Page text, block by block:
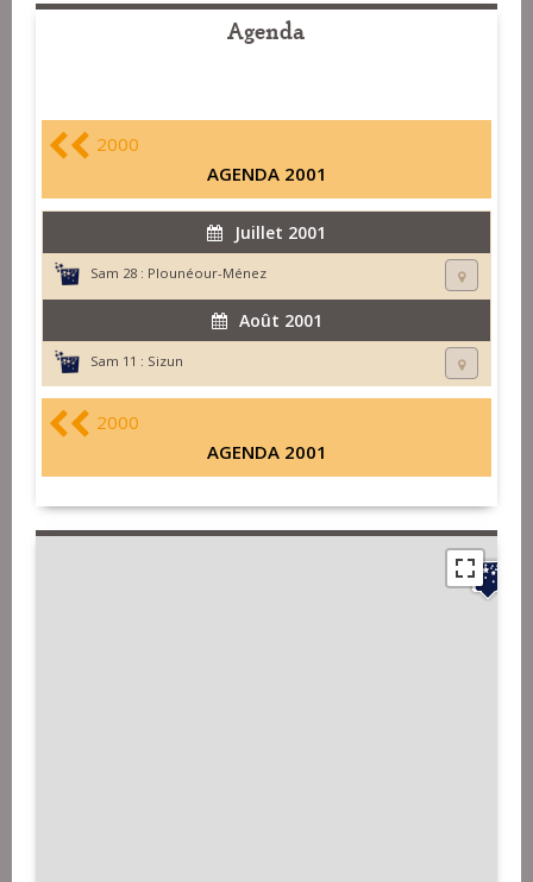
Agenda
2000
AGENDA 2001
Juillet 2001
Sam 28 : Plounéour-Ménez
Août 2001
Sam 11 : Sizun
2000
AGENDA 2001